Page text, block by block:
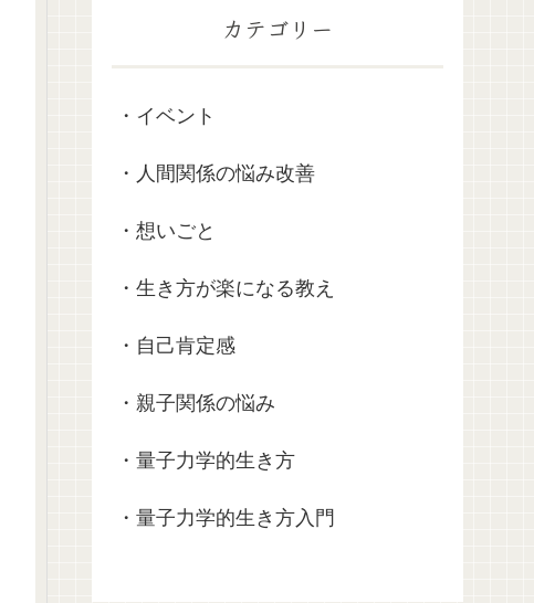
カテゴリー
・イベント
・人間関係の悩み改善
・想いごと
・生き方が楽になる教え
・自己肯定感
・親子関係の悩み
・量子力学的生き方
・量子力学的生き方入門